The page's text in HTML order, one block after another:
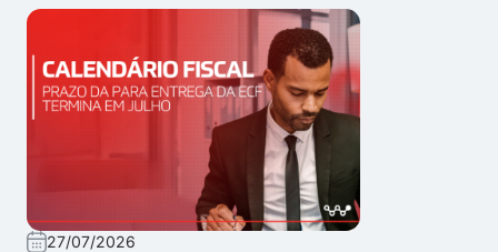
27/07/2026